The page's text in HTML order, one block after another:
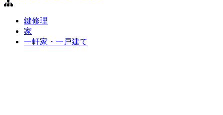
鍵修理
家
一軒家・一戸建て